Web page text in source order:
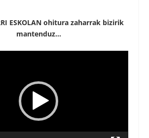
ESKOLAN ohitura zaharrak bizirik
mantenduz…